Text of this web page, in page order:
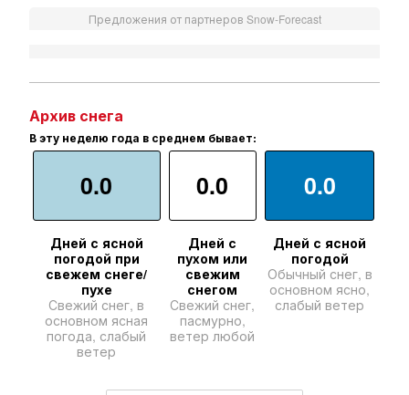
Предложения от партнеров Snow-Forecast
Архив снега
В эту неделю года в среднем бывает:
0.0
Дней с ясной
погодой при
свежем снеге/
пухе
Свежий снег, в
основном ясная
погода, слабый
ветер
0.0
Дней с
пухом или
свежим
снегом
Свежий снег,
пасмурно,
ветер любой
0.0
Дней с ясной
погодой
Обычный снег, в
основном ясно,
слабый ветер